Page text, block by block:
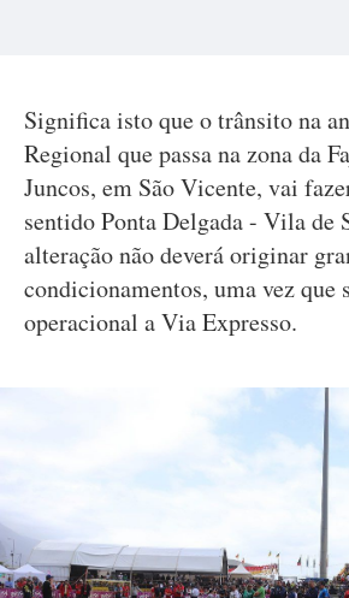
Significa isto que o trânsito na
Regional que passa na zona da
Juncos, em São Vicente, vai
sentido Ponta Delgada - Vila de
alteração não deverá originar
condicionamentos, uma vez que
operacional a Via Expresso.